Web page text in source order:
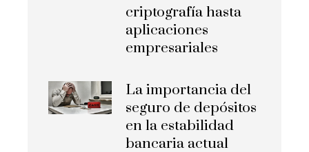
criptografía hasta
aplicaciones
empresariales
La importancia del
seguro de depósitos
en la estabilidad
bancaria actual